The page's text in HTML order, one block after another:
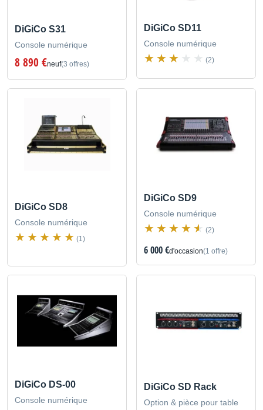
DiGiCo S31
Console numérique
8 890 €neuf(3 offres)
DiGiCo SD11
Console numérique
(2)
DiGiCo SD8
Console numérique
(1)
DiGiCo SD9
Console numérique
(2)
6 000 €d'occasion(1 offre)
DiGiCo DS-00
Console numérique
DiGiCo SD Rack
Option & pièce pour table